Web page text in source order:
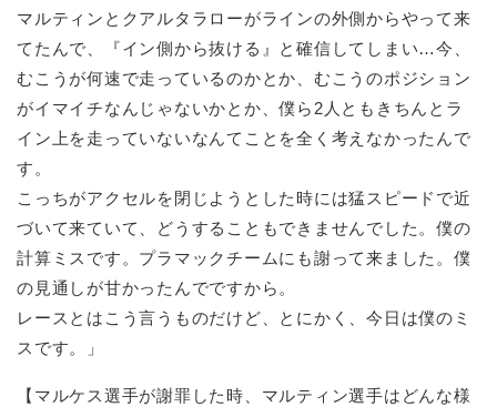
マルティンとクアルタラローがラインの外側からやって来
てたんで、『イン側から抜ける』と確信してしまい…今、
むこうが何速で走っているのかとか、むこうのポジション
がイマイチなんじゃないかとか、僕ら2人ともきちんとラ
イン上を走っていないなんてことを全く考えなかったんで
す。
こっちがアクセルを閉じようとした時には猛スピードで近
づいて来ていて、どうすることもできませんでした。僕の
計算ミスです。プラマックチームにも謝って来ました。僕
の見通しが甘かったんでですから。
レースとはこう言うものだけど、とにかく、今日は僕のミ
スです。」
【マルケス選手が謝罪した時、マルティン選手はどんな様